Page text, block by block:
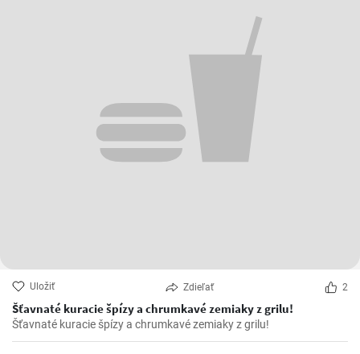
Uložiť Zdieľať 2
Šťavnaté kuracie špízy a chrumkavé zemiaky z grilu!
Šťavnaté kuracie špízy a chrumkavé zemiaky z grilu!